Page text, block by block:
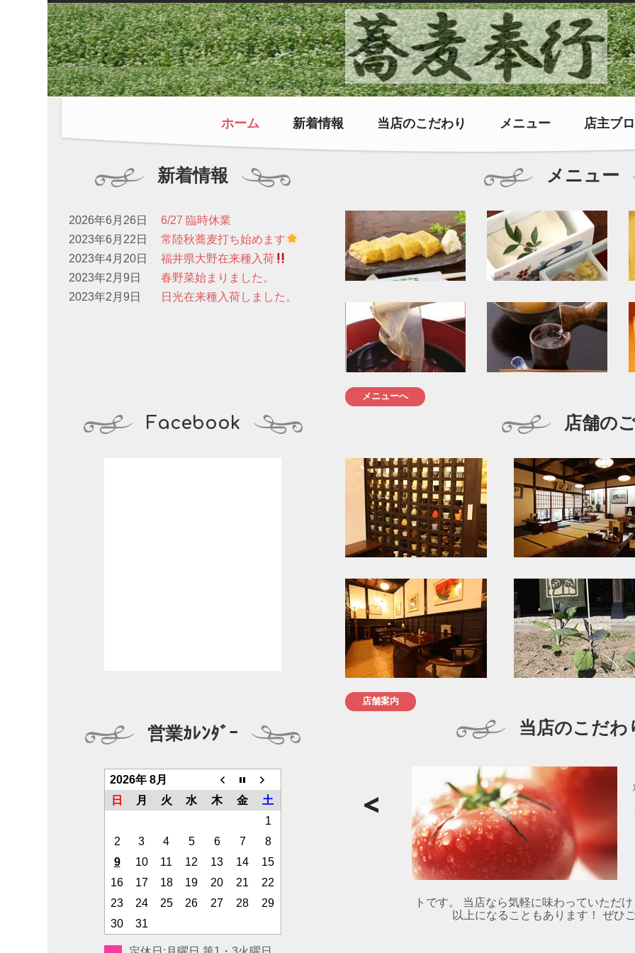
ホーム 新着情報 当店のこだわり メニュー 店主ブ
新着情報
2026年6月26日
6/27 臨時休業
2023年6月22日
常陸秋蕎麦打ち始めます
2023年4月20日
福井県大野在来種入荷
2023年2月9日
春野菜始まりました。
2023年2月9日
日光在来種入荷しました。
メニュー
メニューへ
Facebook
営業ｶﾚﾝﾀﾞｰ
2026年 8月
日
月 火 水 木 金
土
1
2
3 4 5 6 7
8
9
10 11 12 13 14
15
16
17 18 19 20 21
22
23
24 25 26 27 28
29
30
31
店舗の
店舗案内
当店のこだわ
トです。 当店なら気軽に味わっていただ
以上になることもあります！ ぜひ